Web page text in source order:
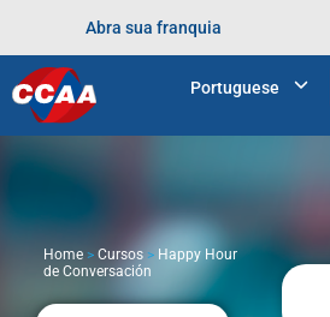
Abra sua franquia
Portuguese
Home > Cursos > Happy Hour
de Conversación